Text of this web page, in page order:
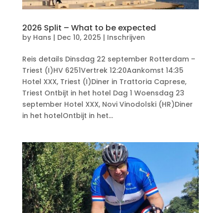
2026 Split – What to be expected
by Hans | Dec 10, 2025 | Inschrijven
Reis details Dinsdag 22 september Rotterdam –
Triest (I)HV 6251Vertrek 12:20Aankomst 14:35
Hotel XXX, Triest (I)Diner in Trattoria Caprese,
Triest Ontbijt in het hotel Dag 1 Woensdag 23
september Hotel XXX, Novi Vinodolski (HR)Diner
in het hotelOntbijt in het...